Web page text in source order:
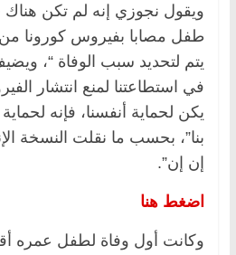
ويقول نجوزي إنه لم تكن هناك
طفل مصابا بفيروس كورونا
يتم لتحديد سبب الوفاة “،
في استطاعتنا لمنع انتشار
يكن لحماية أنفسنا، فإنه
بنا”، بحسب ما نقلت النسخة
إن إن”.
اضغط هنا
وكانت أول وفاة لطفل عمره